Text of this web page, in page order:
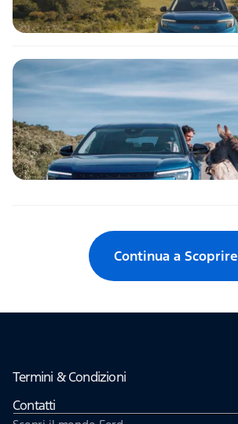
Continua a Scoprire
Termini & Condizioni
Contatti